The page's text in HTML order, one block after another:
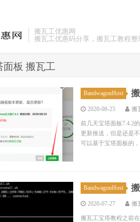
搬瓦工优惠网
搬瓦工优惠码分享，搬瓦工教程整
板 搬瓦工
BandwagonHost
2020-08-25 搬
前几天宝塔面板7.4.2
更新推送，但是还是
可以基于宝塔面板的
BandwagonHost
2020-07-27 搬
搬瓦工宝塔教程之前